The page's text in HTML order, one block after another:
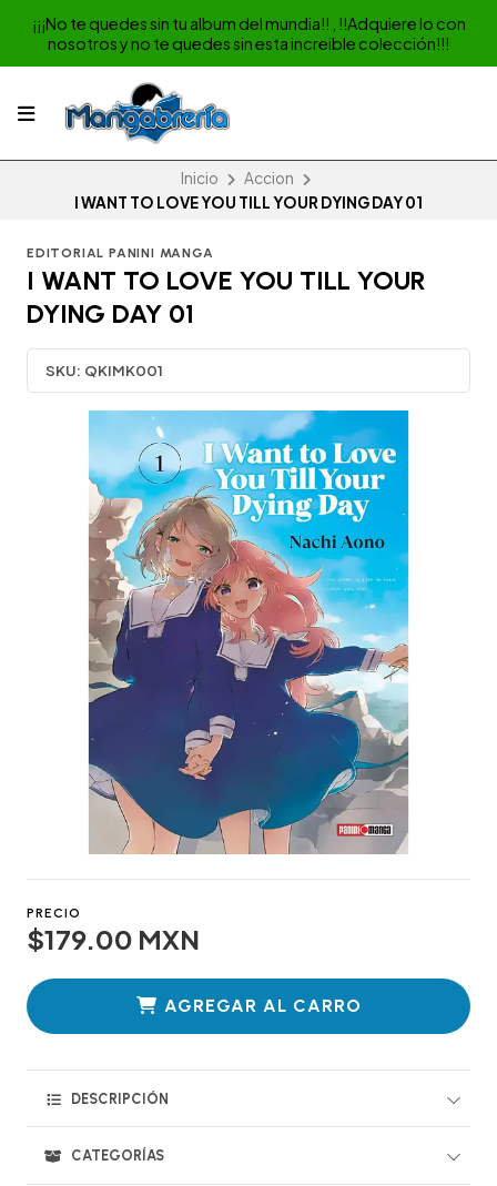
¡¡¡No te quedes sin tu album del mundia!! , !!Adquiere lo con
nosotros y no te quedes sin esta increible colección!!!
Inicio
Accion
I WANT TO LOVE YOU TILL YOUR DYING DAY 01
EDITORIAL PANINI MANGA
I WANT TO LOVE YOU TILL YOUR
DYING DAY 01
SKU: QKIMK001
PRECIO
$179.00 MXN
AGREGAR AL CARRO
DESCRIPCIÓN
CATEGORÍAS